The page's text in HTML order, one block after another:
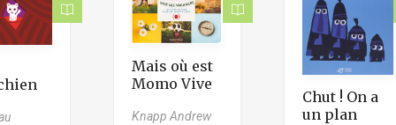
Mais où est
Momo Vive
Knapp Andrew
Chut ! On a
un plan